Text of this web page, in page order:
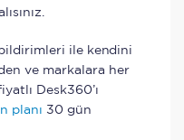
bildirimleri ile kendini
ve markalara her
Desk360’ı
planı 30 gün